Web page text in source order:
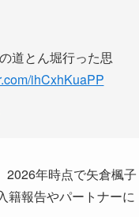
道とん堀行った思
ihCxhKuaPP
2026年時点で矢倉楓子
籍報告やパートナーに